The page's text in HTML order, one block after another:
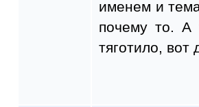
именем и
почему то. А
тяготило,